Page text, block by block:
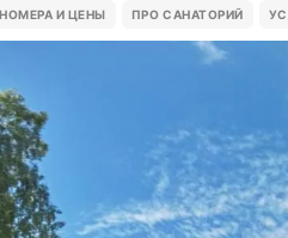
НОМЕРА И ЦЕНЫ ПРО САНАТОРИЙ